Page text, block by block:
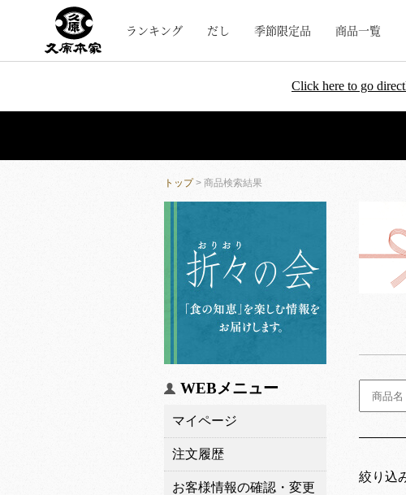
ランキング だし 季節限定品 商品一覧
Click here to go
トップ> 商品検索結果
WEBメニュー
マイページ
注文履歴
お客様情報の確認・変更
絞り込